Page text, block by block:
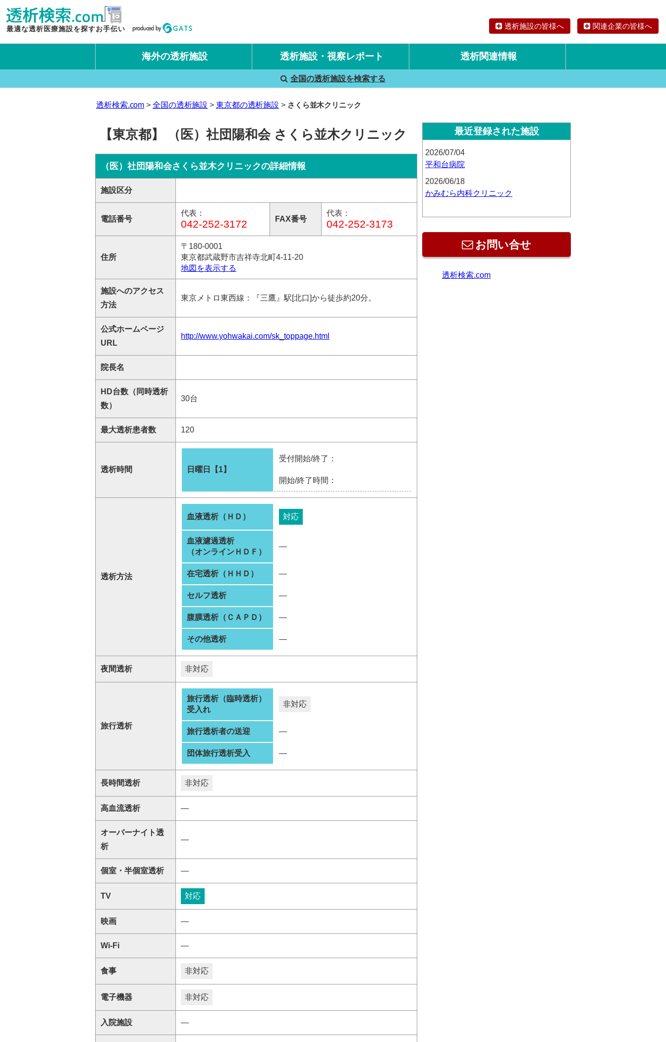
最適な透析医療施設を探すお手伝い 透析施設の皆様へ 関連企業の皆様へ
海外の透析施設 透析施設・視察レポート
国内旅行透析レポート
海外旅行透析レポート
透析関連情報
全国の透析施設を検索する
透析検索.com 全国の透析施設 東京都の透析施設 さくら並木クリニック
【東京都】 （医）社団陽和会 さくら並木クリニック
（医）社団陽和会さくら並木クリニックの詳細情報
施設区分
電話番号
代表：
042-252-3172 FAX番号
代表：
042-252-3173
住所
〒180-0001
東京都武蔵野市吉祥寺北町4-11-20
地図を表示する
施設へのアクセス
方法
東京メトロ東西線：『三鷹』駅[北口]から徒歩約20分。
公式ホームページ
URL
http://www.yohwakai.com/sk_toppage.html
院長名
HD台数（同時透析
数）
30台
最大透析患者数 120
透析時間 日曜日【1】
受付開始/終了：
開始/終了時間：
透析方法
血液透析（ＨＤ） 対応
血液濾過透析
（オンラインＨＤＦ）
―
在宅透析（ＨＨＤ） ―
セルフ透析 ―
腹膜透析（ＣＡＰＤ） ―
その他透析 ―
夜間透析 非対応
旅行透析
旅行透析（臨時透析）
受入れ
非対応
旅行透析者の送迎 ―
団体旅行透析受入 ―
長時間透析 非対応
高血流透析 ―
オーバーナイト透
析
―
個室・半個室透析 ―
TV 対応
映画 ―
Wi-Fi ―
食事 非対応
電子機器 非対応
入院施設 ―
最近登録された施設
2026/07/04
平和台病院
2026/06/18
かみむら内科クリニック
お問い合せ
透析検索.com